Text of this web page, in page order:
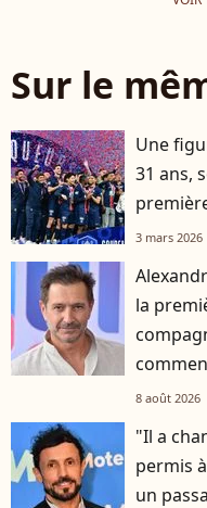
Sur le
Une
31 ans,
3 mars 2026
la
8 août 2026
"Il a
permis
un